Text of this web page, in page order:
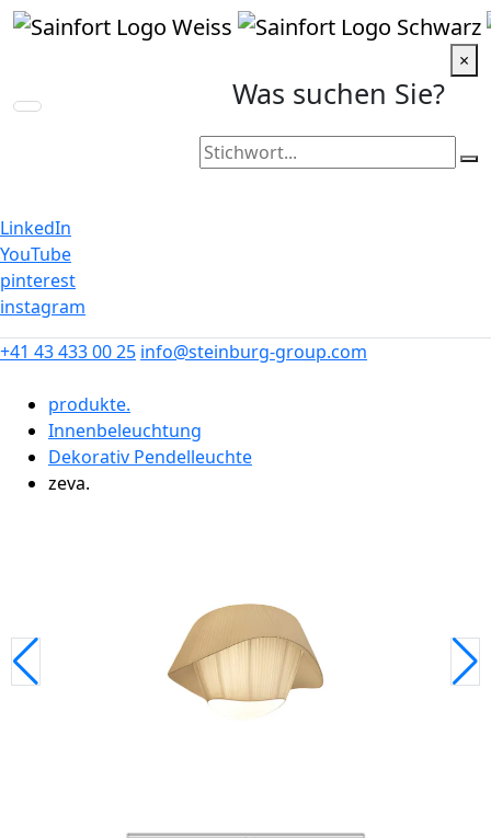
×
Was suchen Sie?
LinkedIn
YouTube
pinterest
instagram
+41 43 433 00 25 info@steinburg-group.com
produkte.
Innenbeleuchtung
Dekorativ Pendelleuchte
zeva.